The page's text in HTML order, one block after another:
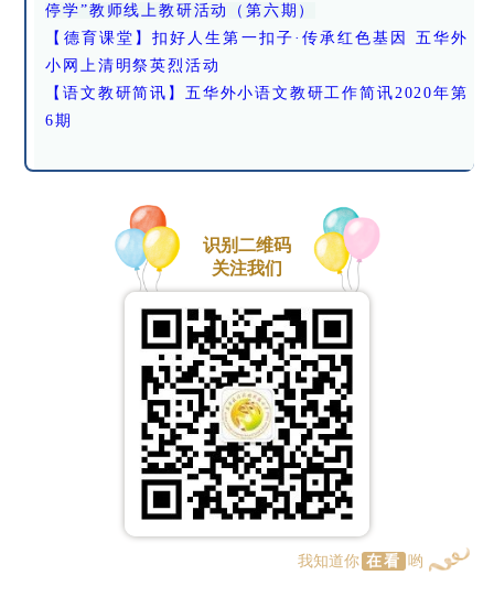
停学”教师线上教研活动（第六期）
【德育课堂】扣好人生第一扣子·传承红色基因 五华外
小网上清明祭英烈活动
【语文教研简讯】五华外小语文教研工作简讯2020年第
6期
识别二维码
关注我们
我知道你 在看 哟